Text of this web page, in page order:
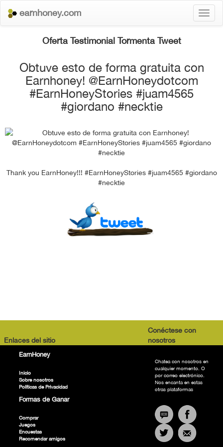
earnhoney.com
Oferta Testimonial Tormenta Tweet
Obtuve esto de forma gratuita con
Earnhoney! @EarnHoneydotcom
#EarnHoneyStories #juam4565
#giordano #necktie
Thank you EarnHoney!!! #EarnHoneyStories #juam4565 #giordano
#necktie
Enlaces del sitio
Conéctese con
nosotros
EarnHoney
Inicio
Sobre nosotros
Políticas de Privacidad
Formas de Ganar
Comprar
Juegos
Encuestas
Recomendar amigos
Chatea con nosotros en
cualquier momento. O
por correo electrónico.
Nos encanta en estas
otras plataformas